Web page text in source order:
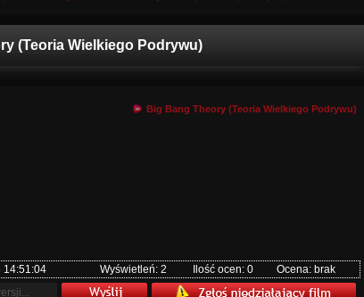
(Teoria Wielkiego Podrywu)
Big Bang Theory (Teoria Wielkiego Podrywu)
14:51:04 Wyświetleń: 2 Ilość ocen: 0 Ocena: brak